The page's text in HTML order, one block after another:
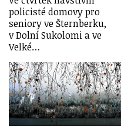
policisté domovy pro
seniory ve Šternberku,
v Dolní Sukolomi a ve
Velké…